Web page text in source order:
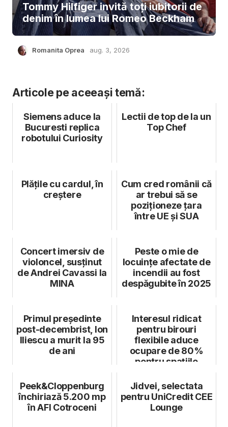
Tommy Hilfiger invită toți iubitorii de
denim în lumea lui Romeo Beckham
Romanita Oprea aug. 3, 2026
Articole pe aceeași temă:
Siemens aduce la
Bucuresti replica
robotului Curiosity
Lectii de top de la un
Top Chef
Plățile cu cardul, în
creștere
Cum cred românii că
ar trebui să se
poziționeze țara
între UE și SUA
Concert imersiv de
violoncel, susținut
de Andrei Cavassi la
MINA
Peste o mie de
locuințe afectate de
incendii au fost
despăgubite în 2025
Primul președinte
post-decembrist, Ion
Iliescu a murit la 95
de ani
Interesul ridicat
pentru birouri
flexibile aduce
ocupare de 80%
pentru spațiile
Peek&Cloppenburg
închiriază 5.200 mp
în AFI Cotroceni
Jidvei, selectata
pentru UniCredit CEE
Lounge